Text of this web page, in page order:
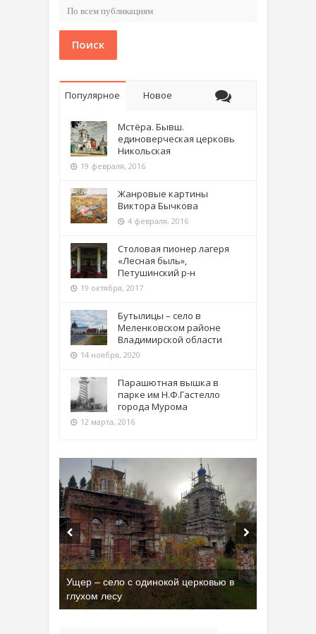
Поиск
Популярное Новое
Мстёра. Бывш.
единоверческая церковь
Никольская
19 февраля, 2016
Жанровые картины
Виктора Бычкова
4 февраля, 2016
Столовая пионер лагеря
«Лесная быль»,
Петушинский р-н
19 октября, 2017
Бутылицы – село в
Меленковском районе
Владимирской области
14 ноября, 2020
Парашютная вышка в
парке им Н.Ф.Гастелло
города Мурома
12 марта, 2016
Ущер – село с одинокой церковью в
глухом лесу